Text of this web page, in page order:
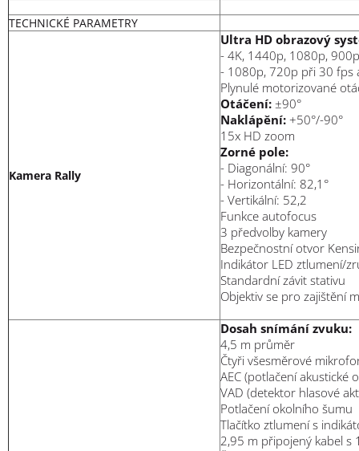
TECHNICKÉ PARAMETRY
Kamera Rally
Ultra HD obrazový
- 4K, 1440p, 1080p,
- 1080p, 720p při 30 fps
Plynulé motorizované
Otáčení: ±90°
Naklápění: +50°/-90°
15x HD zoom
Zorné pole:
- Diagonální: 90°
- Horizontální: 82,1°
- Vertikální: 52,2
Funkce autofocus
3 předvolby kamery
Bezpečnostní otvor
Indikátor LED ztlumení/
Standardní závit stativu
Objektiv se pro zajištění
Dosah snímání zvuku:
4,5 m průměr
Čtyři všesměrové
AEC (potlačení akustické
VAD (detektor hlasové
Potlačení okolního šumu
Tlačítko ztlumení s
2,95 m připojený kabel s